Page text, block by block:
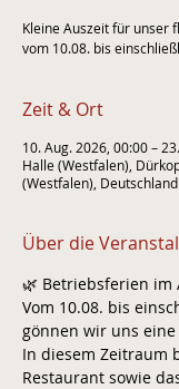
Kleine Auszeit für unser
vom 10.08. bis
Zeit & Ort
10. Aug. 2026, 00:00 –
Halle (Westfalen),
(Westfalen), Deutschland
Über die
🌿 Betriebsferien im
Vom 10.08. bis
gönnen wir uns
In diesem Zeitraum
Restaurant sowie